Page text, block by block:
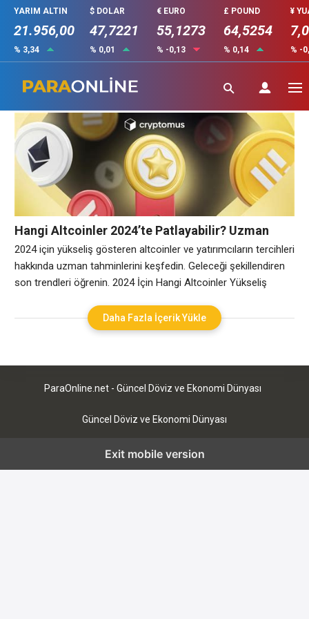
YARIM ALTIN
21.956,00
% 3,34
$ DOLAR
47,7221
% 0,01
€ EURO
55,1273
% -0,13
£ POUND
64,5254
% 0,14
¥
% -
uzman görüşleri
Hangi Altcoinler 2024’te Patlayabilir? Uzman
Görüşleri
2024 için yükseliş gösteren altcoinler ve yatırımcıların tercihleri
hakkında uzman tahminlerini keşfedin. Geleceği şekillendiren
son trendleri öğrenin. 2024 İçin Hangi Altcoinler Yükseliş
beraberinde getiriyor. Yatırımcılar için hangi hangi altcoinler
yükseliş gösterecek sorusu, piyasaların hareketliliğiyle birlikte
altcoinlerin dikkat çekici potansiyele sahip
Daha Fazla İçerik Yükle
ParaOnline.net - Güncel Döviz ve Ekonomi Dünyası
Güncel Döviz ve Ekonomi Dünyası
Exit mobile version